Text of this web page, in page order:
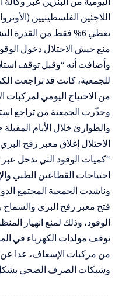
اللاجئين الفلسطينيين
تغطي 6% فقط من
منع جيش الاحتلال دخول
وأضافت أنه “وقبل توقف
من الاحتياج اليومي لمركبات
وحذّرت الجمعية من تراجع
والطوارئ خلال الأيام
“كميات الوقود التي تدخل عبر
احتياجات القطاعين الطبي
وناشدت الجمعية المجتمع
فتح معبر رفح البري والسماح
الوقود، وذلك لمنع انهيار
توقف مولدات الكهرباء في
من مركبات الإسعاف، عدا
وشبكات الصرف الصحي